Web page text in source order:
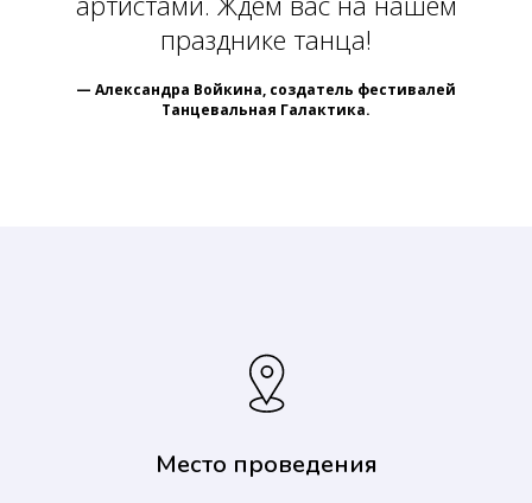
празднике танца!
— Александра Войкина, создатель фестивалей
Танцевальная Галактика.
Место проведения